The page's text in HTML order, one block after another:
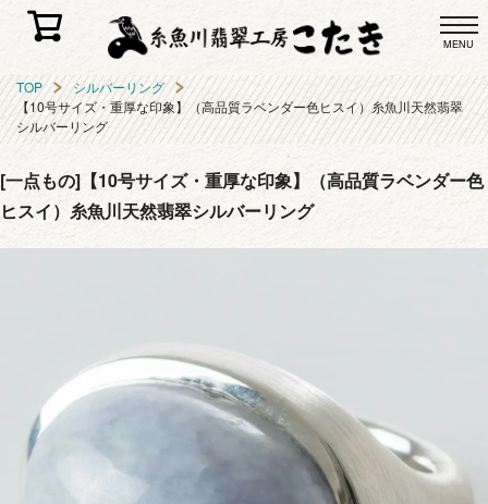
MENU
TOP
シルバーリング
【10号サイズ・重厚な印象】（高品質ラベンダー色ヒスイ）糸魚川天然翡翠
シルバーリング
[一点もの]【10号サイズ・重厚な印象】（高品質ラベンダー色
ヒスイ）糸魚川天然翡翠シルバーリング